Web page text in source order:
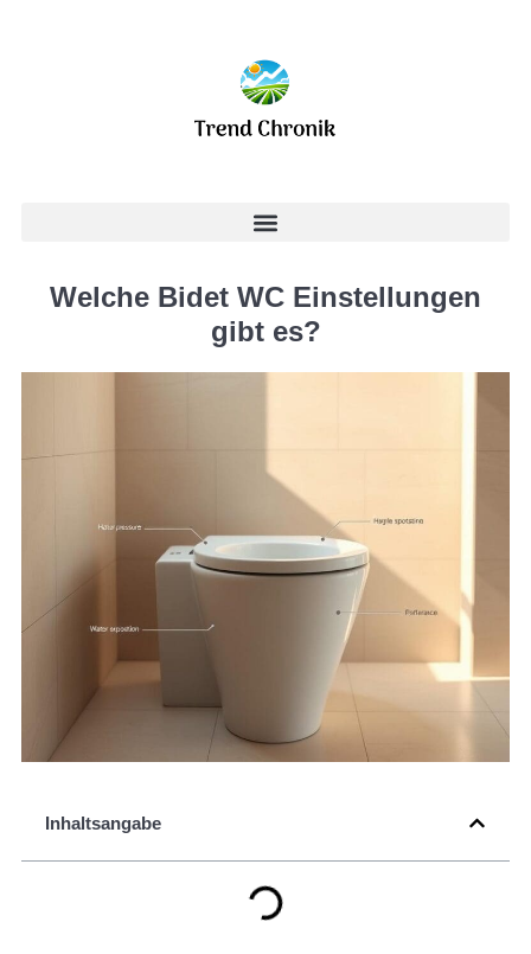
Welche Bidet WC Einstellungen
gibt es?
Inhaltsangabe